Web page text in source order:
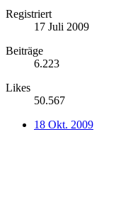
Registriert
17 Juli 2009
Beiträge
6.223
Likes
50.567
18 Okt. 2009